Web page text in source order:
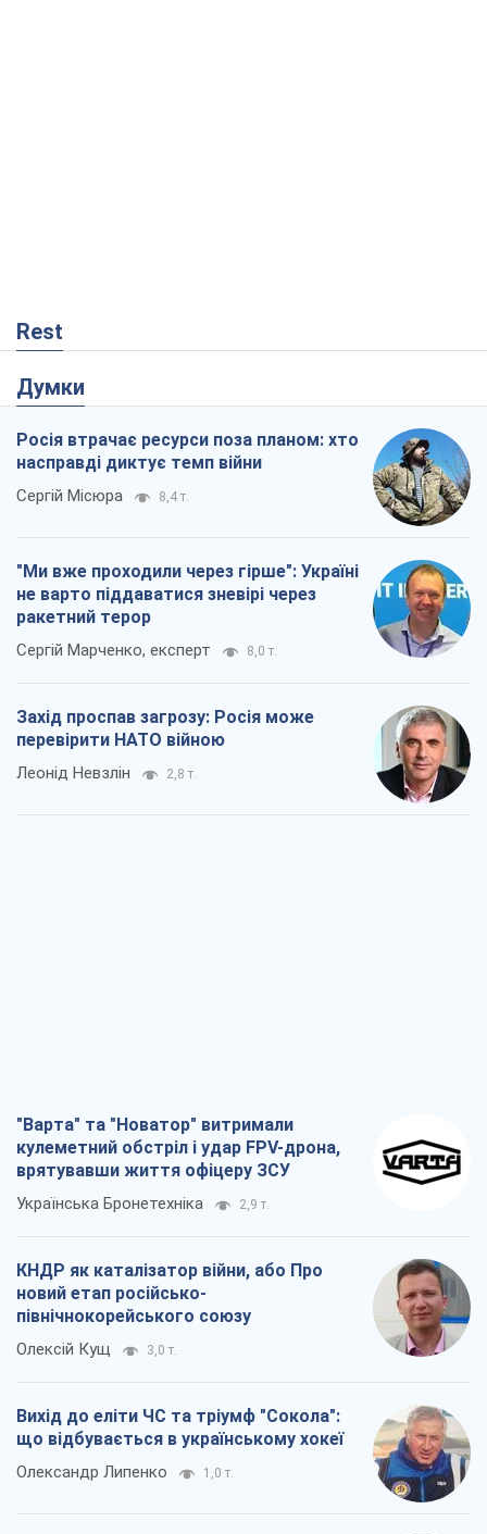
Rest
Думки
Росія втрачає ресурси поза планом: хто
насправді диктує темп війни
Сергій Місюра 8,4 т.
"Ми вже проходили через гірше": Україні
не варто піддаватися зневірі через
ракетний терор
Сергій Марченко, експерт 8,0 т.
Захід проспав загрозу: Росія може
перевірити НАТО війною
Леонід Невзлін 2,8 т.
"Варта" та "Новатор" витримали
кулеметний обстріл і удар FPV-дрона,
врятувавши життя офіцеру ЗСУ
Українська Бронетехніка 2,9 т.
КНДР як каталізатор війни, або Про
новий етап російсько-
північнокорейського союзу
Олексій Кущ 3,0 т.
Вихід до еліти ЧС та тріумф "Сокола":
що відбувається в українському хокеї
Олександр Липенко 1,0 т.